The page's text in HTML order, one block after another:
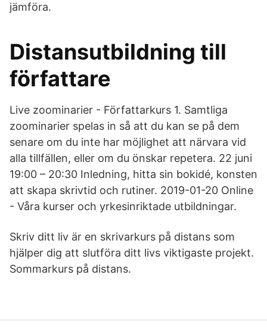
jämföra.
Distansutbildning till
författare
Live zoominarier - Författarkurs 1. Samtliga
zoominarier spelas in så att du kan se på dem
senare om du inte har möjlighet att närvara vid
alla tillfällen, eller om du önskar repetera. 22 juni
19:00 – 20:30 Inledning, hitta sin bokidé, konsten
att skapa skrivtid och rutiner. 2019-01-20 Online
- Våra kurser och yrkesinriktade utbildningar.
Skriv ditt liv är en skrivarkurs på distans som
hjälper dig att slutföra ditt livs viktigaste projekt.
Sommarkurs på distans.